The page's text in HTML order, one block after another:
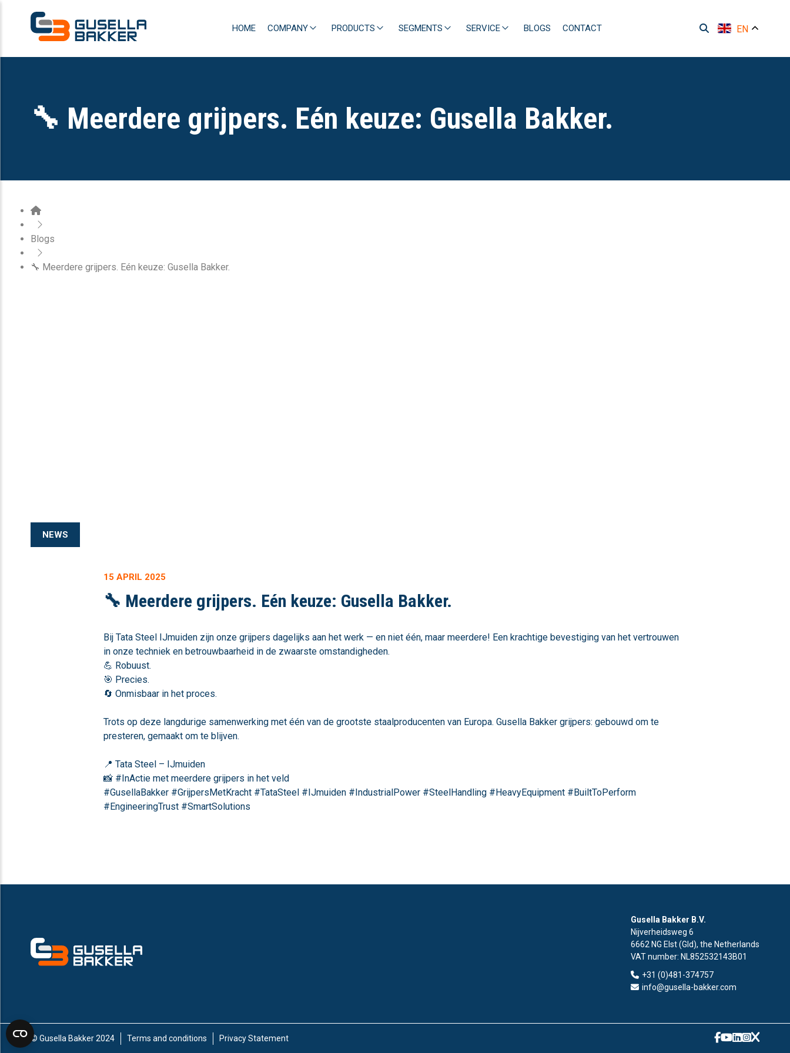
HOME COMPANY PRODUCTS SEGMENTS SERVICE BLOGS CONTACT EN
🔧 Meerdere grijpers. Eén keuze: Gusella Bakker.
Blogs
🔧 Meerdere grijpers. Eén keuze: Gusella Bakker.
NEWS
15 APRIL 2025
🔧 Meerdere grijpers. Eén keuze: Gusella Bakker.
Bij Tata Steel IJmuiden zijn onze grijpers dagelijks aan het werk — en niet één, maar meerdere! Een krachtige bevestiging van het vertrouwen
in onze techniek en betrouwbaarheid in de zwaarste omstandigheden.
💪 Robuust.
🎯 Precies.
🔄 Onmisbaar in het proces.
Trots op deze langdurige samenwerking met één van de grootste staalproducenten van Europa. Gusella Bakker grijpers: gebouwd om te
presteren, gemaakt om te blijven.
📍 Tata Steel – IJmuiden
📸 #InActie met meerdere grijpers in het veld
#GusellaBakker #GrijpersMetKracht #TataSteel #IJmuiden #IndustrialPower #SteelHandling #HeavyEquipment #BuiltToPerform
#EngineeringTrust #SmartSolutions
Gusella Bakker B.V.
Nijverheidsweg 6
6662 NG Elst (Gld), the Netherlands
VAT number: NL852532143B01
+31 (0)481-374757
info@gusella-bakker.com
© Gusella Bakker 2024 Terms and conditions Privacy Statement